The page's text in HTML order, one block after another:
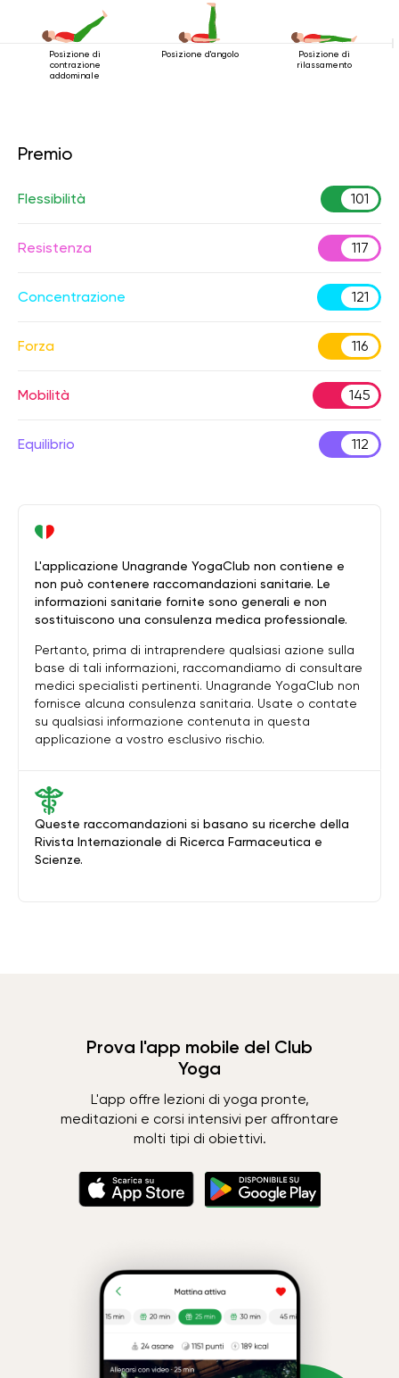
Posizione di
contrazione
addominale
Posizione d'angolo
Posizione di
rilassamento
Premio
Flessibilità 101
Resistenza 117
Concentrazione 121
Forza 116
Mobilità 145
Equilibrio 112
Queste raccomandazioni si basano su ricerche della
Rivista Internazionale di Ricerca Farmaceutica e
Scienze.
L'applicazione Unagrande YogaClub non contiene e
non può contenere raccomandazioni sanitarie. Le
informazioni sanitarie fornite sono generali e non
sostituiscono una consulenza medica professionale.
Pertanto, prima di intraprendere qualsiasi azione sulla
base di tali informazioni, raccomandiamo di consultare
medici specialisti pertinenti. Unagrande YogaClub non
fornisce alcuna consulenza sanitaria. Usate o contate
su qualsiasi informazione contenuta in questa
applicazione a vostro esclusivo rischio.
Prova l'app mobile del Club
Yoga
L'app offre lezioni di yoga pronte,
meditazioni e corsi intensivi per affrontare
molti tipi di obiettivi.